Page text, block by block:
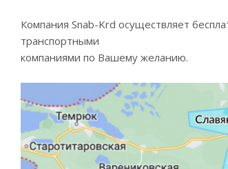
Компания Snab-Krd осуществляет
транспортными
компаниями по Вашему желанию.